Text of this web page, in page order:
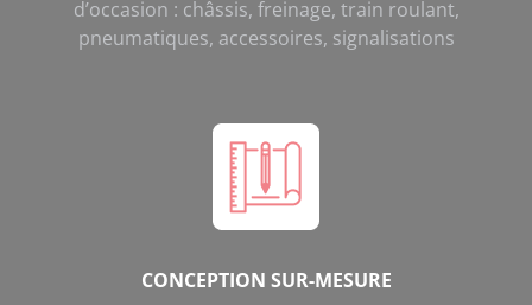
d’occasion : châssis, freinage, train roulant,
pneumatiques, accessoires, signalisations
CONCEPTION SUR-MESURE